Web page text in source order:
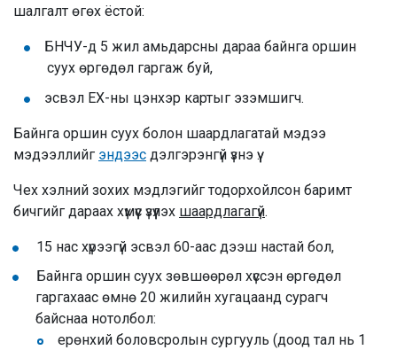
шалгалт өгөх ёстой:
БНЧУ-д 5 жил амьдарсны дараа байнга оршин
суух өргөдөл гаргаж буй,
эсвэл ЕХ-ны цэнхэр картыг эзэмшигч.
Байнга оршин суух болон шаардлагатай мэдээ
мэдээллийг эндээс дэлгэрэнгүй үзнэ үү.
Чех хэлний зохих мэдлэгийг тодорхойлсон баримт
бичгийг дараах хүмүүс үзүүлэх шаардлагагүй.
15 нас хүрээгүй эсвэл 60-аас дээш настай бол,
Байнга оршин суух зөвшөөрөл хүссэн өргөдөл
гаргахаас өмнө 20 жилийн хугацаанд сурагч
байснаа нотолбол:
ерөнхий боловсролын сургууль (доод тал нь 1